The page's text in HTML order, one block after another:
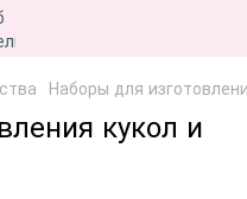
Наборы для
кукол и